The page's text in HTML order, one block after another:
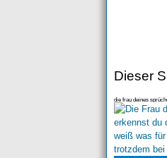
Dieser
die frau deines
idiot du bist und